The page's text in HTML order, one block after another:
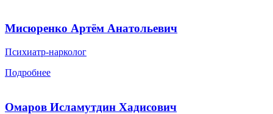
Мисюренко Артём Анатольевич
Психиатр-нарколог
Подробнее
Омаров Исламутдин Хадисович